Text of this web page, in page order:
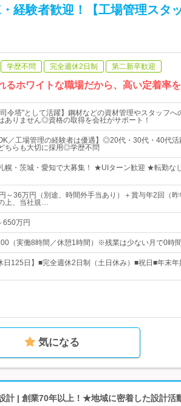
経験者歓迎！【工場管理スタ
学歴不問 完全週休2日制 第二新卒歓迎
るホワイトな職場だから、高い定着率
司令塔"として活躍】鋼材などの資材管理やスタッフ
ありません◎資格の取得を会社がサポート！
OK／工場管理の経験者は優遇】◎20代・30代・40代
ちらも大切に採用◎学歴不問
幌・茨城・愛知で大募集！ ★UIターン歓迎 ★転勤な
～36万円（別途、時間外手当あり）＋賞与年2回（
上、当社規…
650万円
（実働8時間／休憩1時間）※残業は少ない月で0時
日125日】■完全週休2日制（土日休み）■祝日■年末年
気になる
計 | 創業70年以上！★地域に密着した設計